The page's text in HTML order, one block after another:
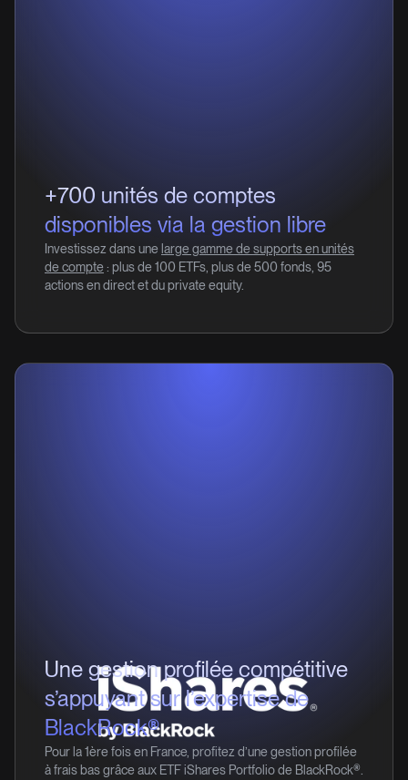
+700 unités de comptes
disponibles via la gestion libre
Investissez dans une large gamme de supports en unités
de compte: plus de 100 ETFs, plus de 500 fonds, 95
actions en direct et du private equity.
Une gestion profilée compétitive
s’appuyant sur l’expertise de
BlackRock®
Pour la 1ère fois en France, profitez d’une gestion profilée
à frais bas grâce aux ETF iShares Portfolio de BlackRock®.